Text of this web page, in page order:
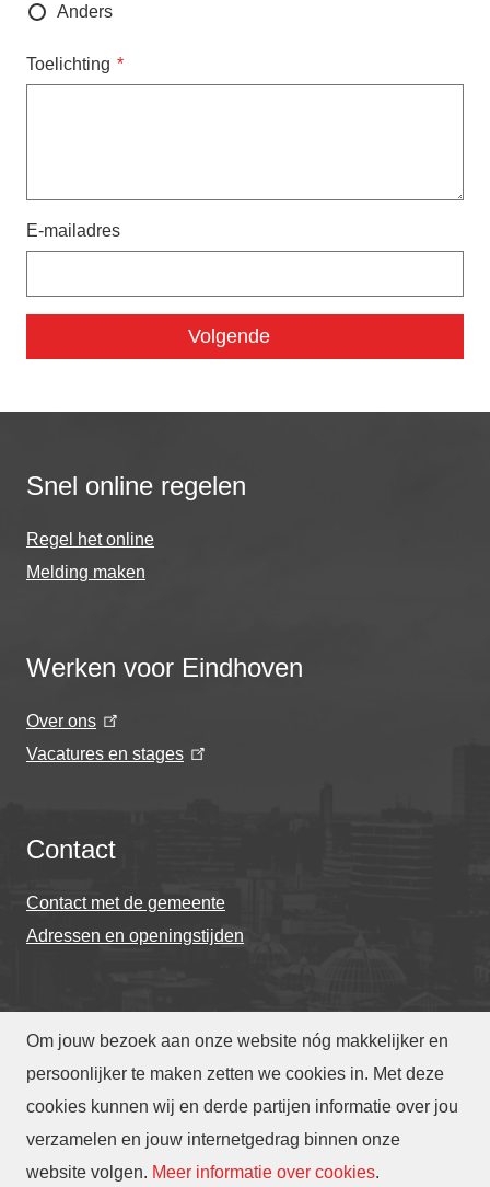
Om jouw bezoek aan onze website nóg makkelijker en
persoonlijker te maken zetten we cookies in. Met deze
cookies kunnen wij en derde partijen informatie over jou
verzamelen en jouw internetgedrag binnen onze
website volgen. Meer informatie over cookies.
Anders
Toelichting
E-mailadres
Snel online regelen
Regel het online
Melding maken
Werken voor Eindhoven
Over ons
Vacatures en stages
Contact
Contact met de gemeente
Adressen en openingstijden
© Gemeente Eindhoven 2026
Translate